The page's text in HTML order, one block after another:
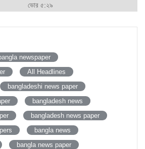
ভোর ৫:২৯
newspaper
All Headlines
bangladeshi news paper
bangladesh news
bangladesh news paper
bangla news
bangla news paper